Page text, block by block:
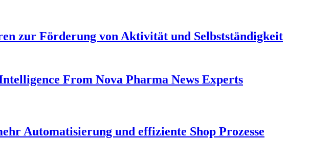
zur Förderung von Aktivität und Selbstständigkeit
From Nova Pharma News Experts
Automatisierung und effiziente Shop Prozesse